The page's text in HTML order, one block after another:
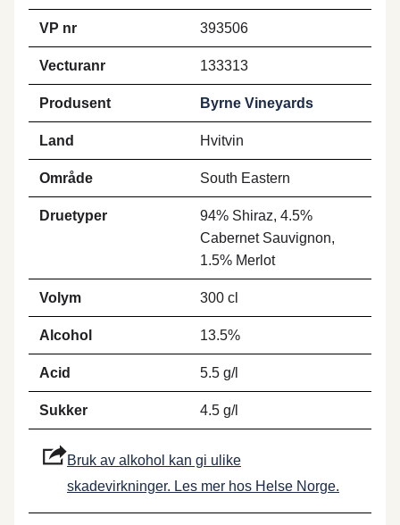
VP nr 393506
Vecturanr 133313
Produsent Byrne Vineyards
Land Hvitvin
Område South Eastern
Druetyper
94% Shiraz, 4.5%
Cabernet Sauvignon,
1.5% Merlot
Volym 300 cl
Alcohol 13.5%
Acid 5.5 g/l
Sukker 4.5 g/l
Bruk av alkohol kan gi ulike
skadevirkninger. Les mer hos Helse Norge.